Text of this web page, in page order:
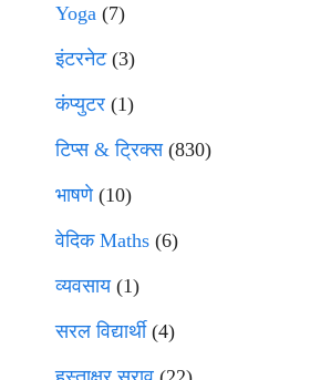
Yoga (7)
इंटरनेट(3)
कंप्युटर (1)
टिप्स & ट्रिक्स(830)
भाषणे(10)
वेदिक Maths (6)
व्यवसाय(1)
सरल विद्यार्थी(4)